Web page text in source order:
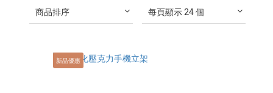
商品排序 每頁顯示 24 個
新品優惠